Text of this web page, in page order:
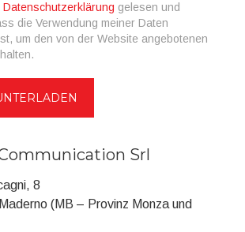
Datenschutzerklärung gelesen und
die Verwendung meiner Daten
um den von der Website angebotenen
Srl
8
(MB – Provinz Monza und